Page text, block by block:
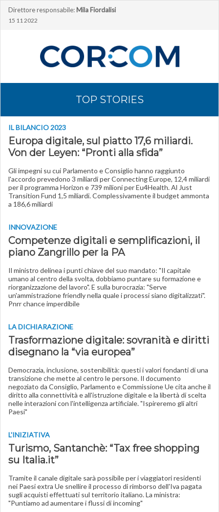
Direttore responsabile: Mila Fiordalisi
15 11 2022
TOP STORIES
IL BILANCIO 2023
Europa digitale, sul piatto 17,6 miliardi.
Von der Leyen: “Pronti alla sfida”
Gli impegni su cui Parlamento e Consiglio hanno raggiunto
l'accordo prevedono 3 miliardi per Connecting Europe, 12,4 miliardi
per il programma Horizon e 739 milioni per Eu4Health. Al Just
Transition Fund 1,5 miliardi. Complessivamente il budget ammonta
a 186,6 miliardi
INNOVAZIONE
Competenze digitali e semplificazioni, il
piano Zangrillo per la PA
Il ministro delinea i punti chiave del suo mandato: "Il capitale
umano al centro della svolta, dobbiamo puntare su formazione e
riorganizzazione del lavoro". E sulla burocrazia: "Serve
un'ammistrazione friendly nella quale i processi siano digitalizzati".
Pnrr chance imperdibile
LA DICHIARAZIONE
Trasformazione digitale: sovranità e diritti
disegnano la “via europea”
Democrazia, inclusione, sostenibilità: questi i valori fondanti di una
transizione che mette al centro le persone. Il documento
negoziato da Consiglio, Parlamento e Commissione Ue cita anche il
diritto alla connettività e all'istruzione digitale e la libertà di scelta
nelle interazioni con l'intelligenza artificiale. "Ispireremo gli altri
Paesi"
L'INIZIATIVA
Turismo, Santanchè: “Tax free shopping
su Italia.it”
Tramite il canale digitale sarà possibile per i viaggiatori residenti
nei Paesi extra Ue snellire il processo di rimborso dell'Iva pagata
sugli acquisti effettuati sul territorio italiano. La ministra:
"Puntiamo ad aumentare i flussi di incoming"